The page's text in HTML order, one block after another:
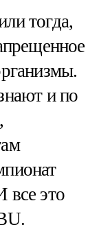
тогда,
и по
это